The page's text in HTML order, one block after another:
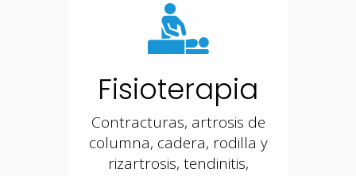
Fisioterapia
Contracturas, artrosis de
columna, cadera, rodilla y
rizartrosis, tendinitis,